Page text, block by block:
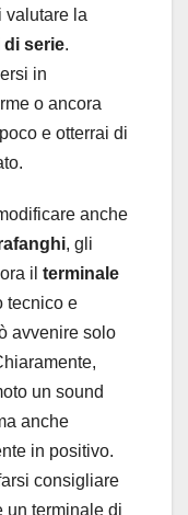
valutare la
serie.
in
o ancora
e otterrai di
anche
, gli
il terminale
tecnico e
avvenire solo
un sound
anche
in positivo.
consigliare
un terminale di